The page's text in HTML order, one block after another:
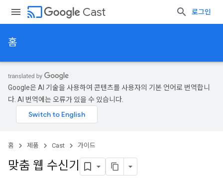
cast Cast 로그인
홈
Google은 AI 기술을 사용하여 콘텐츠를 사용자의 기본 언어로 번역합니
다. AI 번역에는 오류가 있을 수 있습니다.
홈 제품 Cast 가이드
맞춤 웹 수신기